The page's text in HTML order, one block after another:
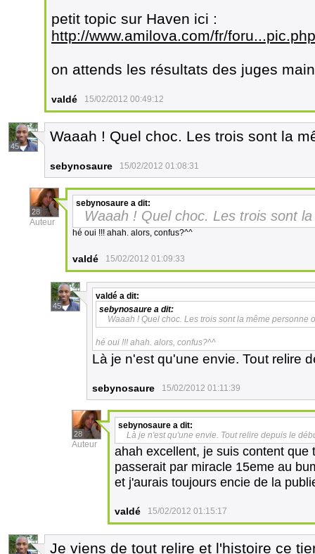
petit topic sur Haven ici :
http://www.amilova.com/fr/
on attends les résultats des juges
valdé 15/02/2012 00:49:12
45
Waaah ! Quel choc. Les trois sont la
sebynosaure 15/02/2012 01:08:31
28
Auteur
sebynosaure a dit:
Waaah ! Quel choc. Les trois sont
hé oui !!! ahah. alors, confus?^^
valdé 15/02/2012 01:09:33
45
valdé a dit:
sebynosaure a dit:
Waaah ! Quel choc. Les trois sont la même personne
hé oui !!! ahah. alors, confus?^^
Là je n'est qu'une envie. Tout relire
sebynosaure 15/02/2012 01:11:39
28
Auteur
sebynosaure a dit:
Là je n'est qu'une envie. Tout relire depuis le
ahah excellent, je suis content
passerait par miracle 15eme au
et j'aurais toujours encie de la
valdé 15/02/2012 01:15:17
Je viens de tout relire et l'histoire ce